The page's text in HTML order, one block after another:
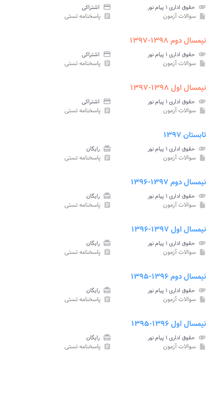
attachment حقوق اداری ۱ پیام نور credit_card اشتراکی
insert_drive_file سوالات آزمون assignment پاسخنامه تستی
نیمسال دوم ۱۳۹۸-۱۳۹۷
attachment حقوق اداری ۱ پیام نور credit_card اشتراکی
insert_drive_file سوالات آزمون assignment پاسخنامه تستی
نیمسال اول ۱۳۹۸-۱۳۹۷
attachment حقوق اداری ۱ پیام نور credit_card اشتراکی
insert_drive_file سوالات آزمون assignment پاسخنامه تستی
تابستان ۱۳۹۷
attachment حقوق اداری ۱ پیام نور card_giftcard رایگان
insert_drive_file سوالات آزمون assignment پاسخنامه تستی
نیمسال دوم ۱۳۹۷-۱۳۹۶
attachment حقوق اداری ۱ پیام نور card_giftcard رایگان
insert_drive_file سوالات آزمون assignment پاسخنامه تستی
نیمسال اول ۱۳۹۷-۱۳۹۶
attachment حقوق اداری ۱ پیام نور card_giftcard رایگان
insert_drive_file سوالات آزمون assignment پاسخنامه تستی
نیمسال دوم ۱۳۹۶-۱۳۹۵
attachment حقوق اداری ۱ پیام نور card_giftcard رایگان
insert_drive_file سوالات آزمون assignment پاسخنامه تستی
نیمسال اول ۱۳۹۶-۱۳۹۵
attachment حقوق اداری ۱ پیام نور card_giftcard رایگان
insert_drive_file سوالات آزمون assignment پاسخنامه تستی